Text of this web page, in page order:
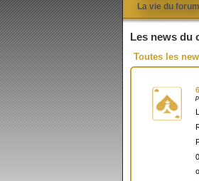
La vie du forum
Les news du
Toutes les